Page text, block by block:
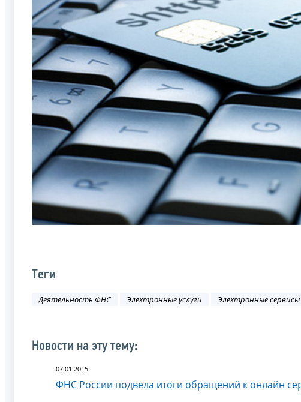
Теги
Деятельность ФНС Электронные услуги Электронные сервисы
Новости на эту тему:
07.01.2015
ФНС России подвела итоги обращений к онлайн